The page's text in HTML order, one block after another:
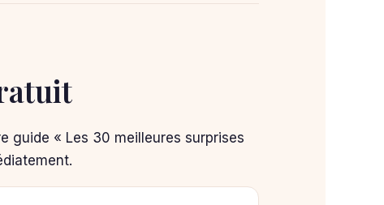
guide « Les 30 meilleures surprises